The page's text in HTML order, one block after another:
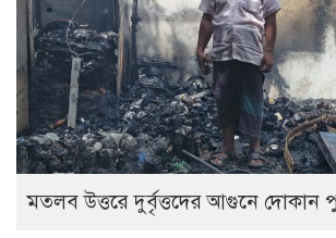
‎মতলব উত্তরে দুর্বৃত্তদের আগুনে দোকান